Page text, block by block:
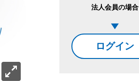
法人会員の場合
ログイン